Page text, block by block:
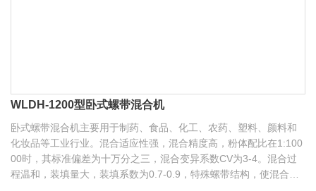
WLDH-1200型卧式螺带混合机
卧式螺带混合机主要用于制药、食品、化工、农药、塑料、颜料和
化妆品等工业行业。混合适应性强，混合精度高，粉体配比在1:100
00时，其标准偏差为十万分之三，混合变异系数CV为3-4。混合过
程温和，装填量大，装填系数为0.7-0.9，特殊螺带结构，使混合均